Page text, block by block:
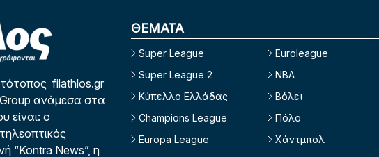
filathlos.gr
Group ανάμεσα στα
είναι: ο
“Kontra News”, η
ΘΕΜΑΤΑ
Super League
Super League 2
Κύπελλο Ελλάδας
Champions League
Europa League
Euroleague
NBA
Βόλεϊ
Πόλο
Χάντμπολ